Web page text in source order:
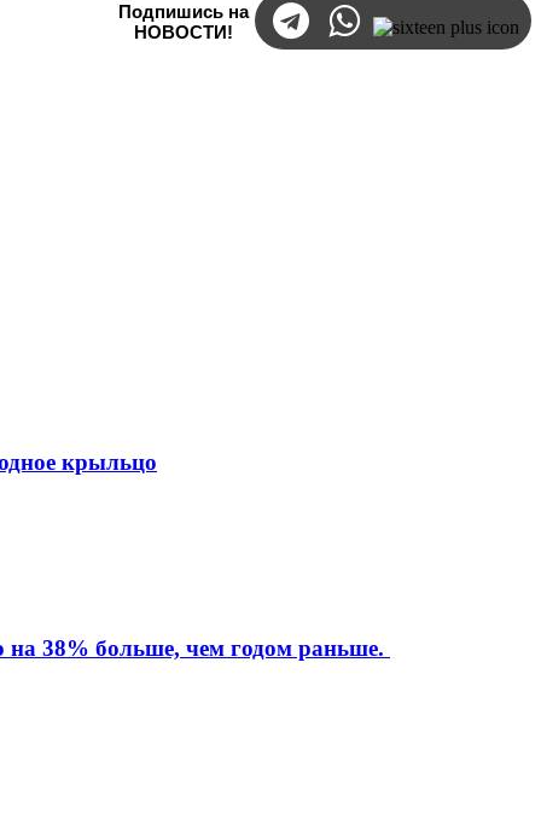
Подпишись на
НОВОСТИ!
крыльцо
на 38% больше, чем годом раньше.